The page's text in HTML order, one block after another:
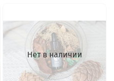
Нет в наличии